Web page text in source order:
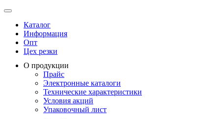
Каталог
Информация
Опт
Цех резки
О продукции
Прайс
Электронные каталоги
Технические характеристики
Условия акций
Упаковочный лист